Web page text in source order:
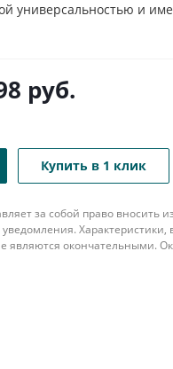
универсальностью и
руб.
Купить в 1 клик
за собой право вносить
уведомления.
являются окончательными.